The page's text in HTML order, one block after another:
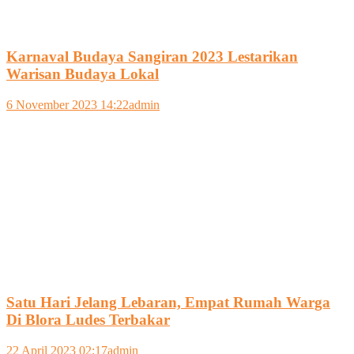
Karnaval Budaya Sangiran 2023 Lestarikan
Warisan Budaya Lokal
6 November 2023 14:22admin
Satu Hari Jelang Lebaran, Empat Rumah Warga
Di Blora Ludes Terbakar
22 April 2023 02:17admin